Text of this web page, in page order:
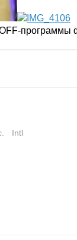
программы
Intl